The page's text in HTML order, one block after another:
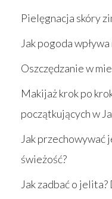
Pielęgnacja skóry
Jak pogoda
Oszczędzanie w
Makijaż krok po
początkujących w
Jak przechowywać
świeżość?
Jak zadbać o